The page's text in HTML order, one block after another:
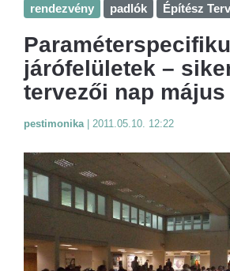
rendezvény padlók Építész
járófelületek –
tervezői nap május
pestimonika 2011.05.10. 12:22